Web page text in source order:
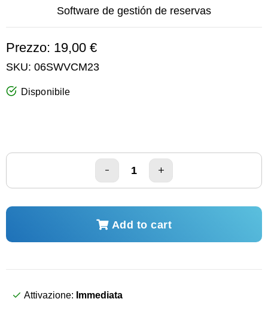
Software de gestión de reservas
Prezzo: 19,00 €
SKU: 06SWVCM23
Disponibile
Add to cart
Attivazione: Immediata